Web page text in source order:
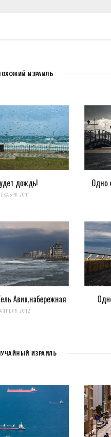
последующих моих комментариев.
А можно простоподписаться на
ИЗРАИЛЬ
дождь!
2011
Одно
Авив,набережная
2012
ИЗРАИЛЬ